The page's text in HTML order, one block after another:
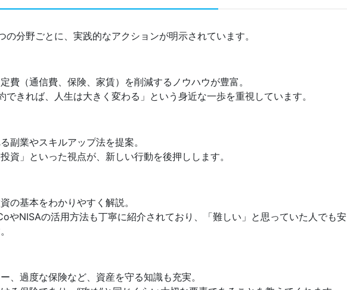
の分野ごとに、実践的なアクションが明示されています。
費（通信費、保険、家賃）を削減するノウハウが豊富。
できれば、人生は大きく変わる」という身近な一歩を重視しています。
副業やスキルアップ法を提案。
資」といった視点が、新しい行動を後押しします。
の基本をわかりやすく解説。
やNISAの活用方法も丁寧に紹介されており、「難しい」と思っていた人でも安
、過度な保険など、資産を守る知識も充実。